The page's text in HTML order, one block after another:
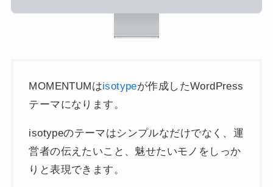
MOMENTUMはisotypeが作成したWordPress
テーマになります。
isotypeのテーマはシンプルなだけでなく、運
営者の伝えたいこと、魅せたいモノをしっか
りと表現できます。